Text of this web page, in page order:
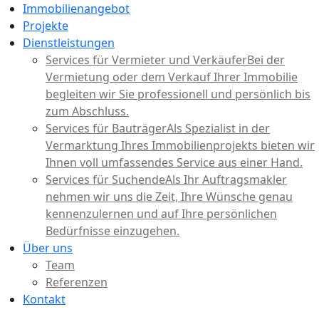
Immobilienangebot
Projekte
Dienstleistungen
Services für Vermieter und VerkäuferBei der
Vermietung oder dem Verkauf Ihrer Immobilie
begleiten wir Sie professionell und persönlich bis
zum Abschluss.
Services für BauträgerAls Spezialist in der
Vermarktung Ihres Immobilienprojekts bieten wir
Ihnen voll umfassendes Service aus einer Hand.
Services für SuchendeAls Ihr Auftragsmakler
nehmen wir uns die Zeit, Ihre Wünsche genau
kennenzulernen und auf Ihre persönlichen
Bedürfnisse einzugehen.
Über uns
Team
Referenzen
Kontakt